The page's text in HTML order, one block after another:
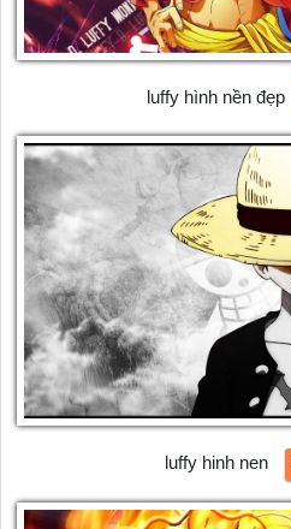
luffy hình nền đẹp
luffy hinh nen